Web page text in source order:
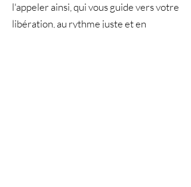
l'appeler ainsi, qui vous guide vers votre
libération, au rythme juste et en